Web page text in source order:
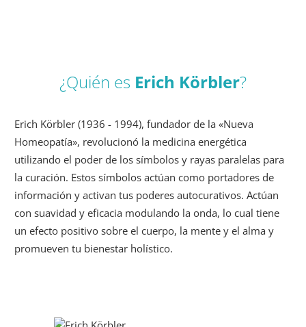
¿Quién es Erich Körbler?
Erich Körbler (1936 - 1994), fundador de la «Nueva
Homeopatía», revolucionó la medicina energética
utilizando el poder de los símbolos y rayas paralelas para
la curación. Estos símbolos actúan como portadores de
información y activan tus poderes autocurativos. Actúan
con suavidad y eficacia modulando la onda, lo cual tiene
un efecto positivo sobre el cuerpo, la mente y el alma y
promueven tu bienestar holístico.